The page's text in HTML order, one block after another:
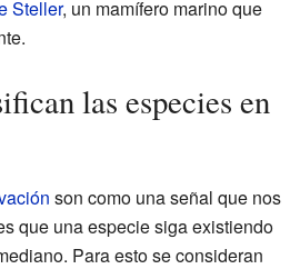
Steller, un mamífero marino que
las especies en
son como una señal que nos
que una especie siga existiendo
Para esto se consideran